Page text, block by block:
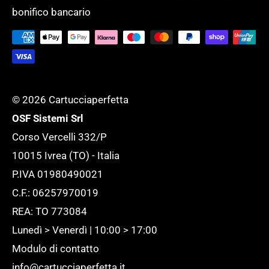
supportare l'ufficio ed adattarlo ad ogni
esigenza.
SERVIZI GENERALI
Tutte le novità
bonifico bancario
© 2026 Cartucciaperfetta
OSF Sistemi Srl
Corso Vercelli 332/P
10015 Ivrea (TO) - Italia
P.IVA 01980490021
C.F.: 06257970019
REA: TO 773084
Lunedì > Venerdì | 10:00 > 17:00
Modulo di contatto